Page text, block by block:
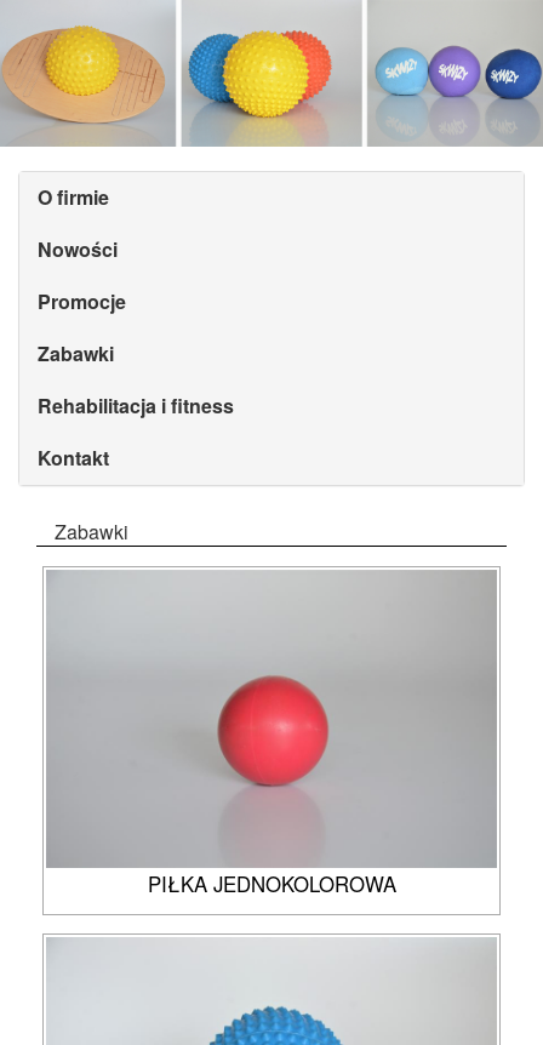
O firmie
Nowości
Promocje
Zabawki
Rehabilitacja i fitness
Kontakt
Zabawki
PIŁKA JEDNOKOLOROWA